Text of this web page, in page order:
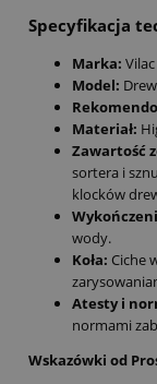
Specyfikacja
Marka:
Model:
Materiał:
Zawartość
sortera i
klocków
wody.
Koła: Ciche
Atesty i
normami
Wskazówki od